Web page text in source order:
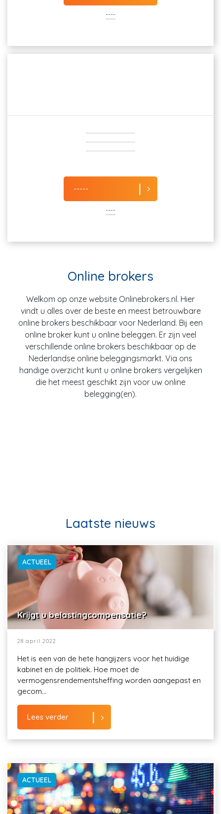
----
-----
----
Online brokers
Welkom op onze website Onlinebrokers.nl. Hier
vindt u alles over de beste en meest betrouwbare
online brokers beschikbaar voor Nederland. Bij een
online broker kunt u online beleggen. Er zijn veel
verschillende online brokers beschikbaar op de
Nederlandse online beleggingsmarkt. Via ons
handige overzicht kunt u online brokers vergelijken
die het meest geschikt zijn voor uw online
belegging(en).
Laatste nieuws
ACTUEEL
Krijgt u belastingcompensatie?
28 april 2022
Het is een van de hete hangijzers voor het huidige
kabinet en de politiek. Hoe moet de
vermogensrendementsheffing worden aangepast en
gecom...
Lees verder
ACTUEEL